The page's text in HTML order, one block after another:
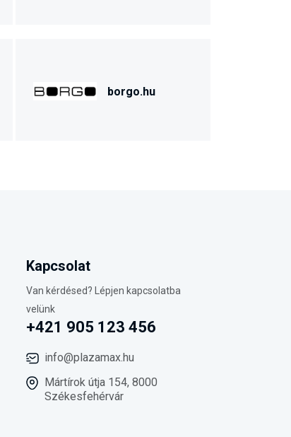
borgo.hu
Kapcsolat
Van kérdésed? Lépjen kapcsolatba
velünk
+421 905 123 456
info@plazamax.hu
Mártírok útja 154, 8000
Székesfehérvár